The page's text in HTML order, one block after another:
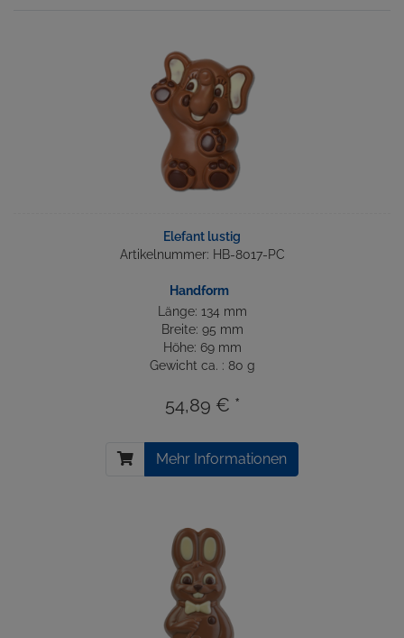
Elefant lustig
Artikelnummer: HB-8017-PC
Handform
Länge: 134 mm
Breite: 95 mm
Höhe: 69 mm
Gewicht ca. : 80 g
54,89 € *
Mehr Informationen